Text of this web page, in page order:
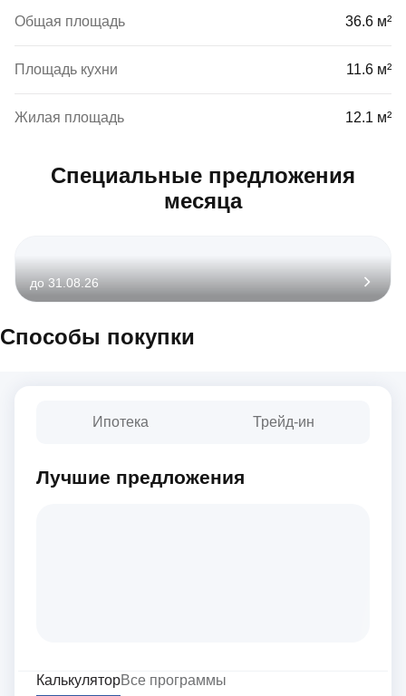
Общая площадь 36.6 м²
Площадь кухни 11.6 м²
Жилая площадь 12.1 м²
Специальные предложения
месяца
до 31.08.26
Способы покупки
Ипотека Трейд-ин
Лучшие предложения
КалькуляторВсе программы